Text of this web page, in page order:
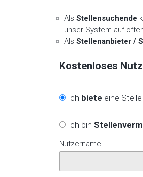
Als Stellensuchende
unser System auf
Als Stellenanbieter /
Kostenloses
Ich biete eine Stelle
Ich bin
Nutzername